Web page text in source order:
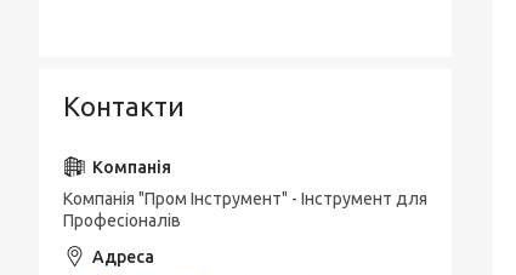
Контакти
Компанія "Пром Інструмент" - Інструмент для
Професіоналів